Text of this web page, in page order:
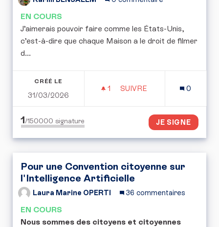
EN COURS
J’aimerais pouvoir faire comme les États-Unis,
c’est-à-dire que chaque Maison a le droit de filmer
d...
CRÉÉ LE
31/03/2026
1 1 ABONNÉ
SUIVRE
0
1/150000 signature JE SIGNE
Pour une Convention citoyenne sur
l'Intelligence Artificielle
Laura Marine OPERTI 36 commentaires
EN COURS
Nous sommes des citoyens et citoyennes